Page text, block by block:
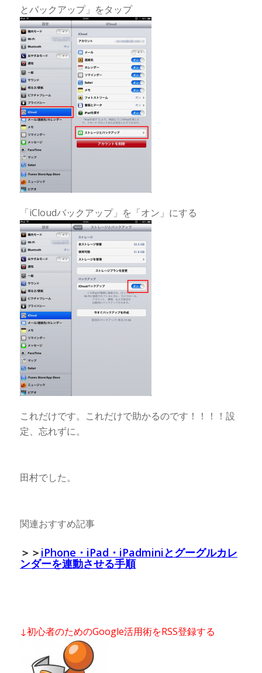
とバックアップ」をタップ
「iCloudバックアップ」を「オン」にする
これだけです。これだけで助かるのです！！！！設
定、忘れずに。
田村でした。
関連おすすめ記事
＞＞iPhone・iPad・iPadminiとグーグルカレ
ンダーを連動させる手順
↓初心者のためのGoogle活用術をRSS登録する